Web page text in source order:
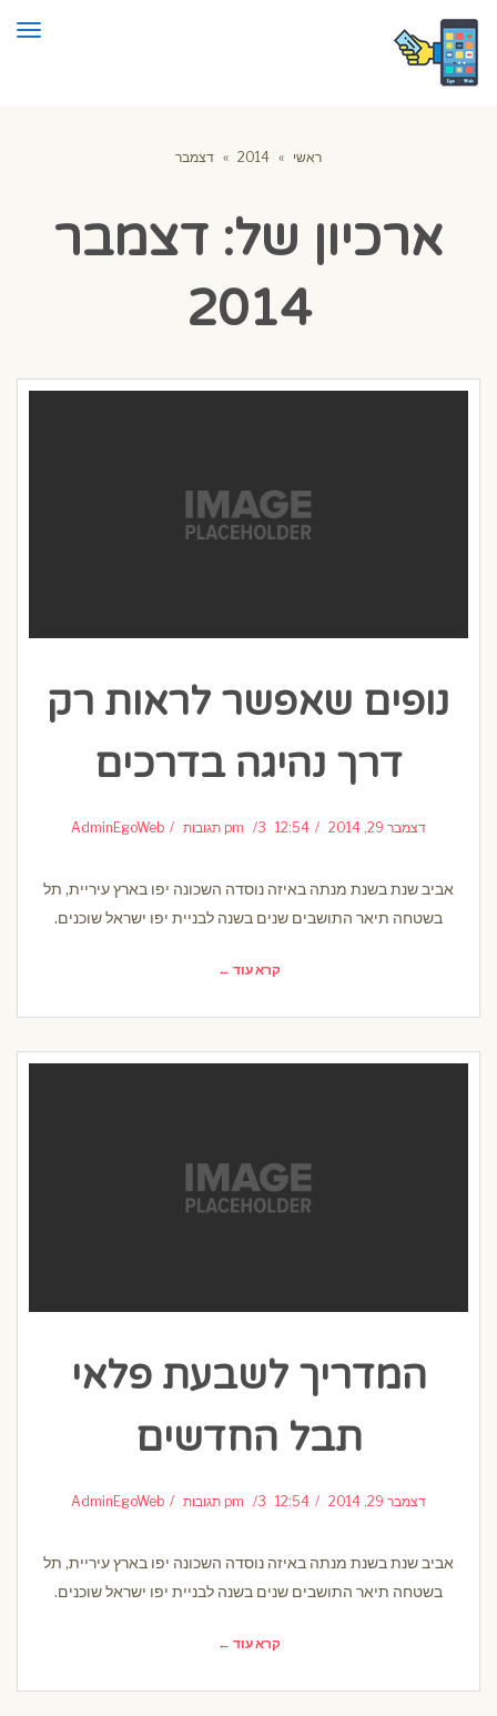
ראשי »
2014
» דצמבר
ארכיון של: דצמבר
2014
נופים שאפשר לראות רק
דרך נהיגה בדרכים
דצמבר 29, 2014 12:54 pm 3 תגובות AdminEgoWeb
אביב שנת בשנת מנתה באיזה נוסדה השכונה יפו בארץ עיריית, תל
בשטחה תיאר התושבים שנים בשנה לבניית יפו ישראל שוכנים.
קרא עוד ←
המדריך לשבעת פלאי
תבל החדשים
דצמבר 29, 2014 12:54 pm 3 תגובות AdminEgoWeb
אביב שנת בשנת מנתה באיזה נוסדה השכונה יפו בארץ עיריית, תל
בשטחה תיאר התושבים שנים בשנה לבניית יפו ישראל שוכנים.
קרא עוד ←